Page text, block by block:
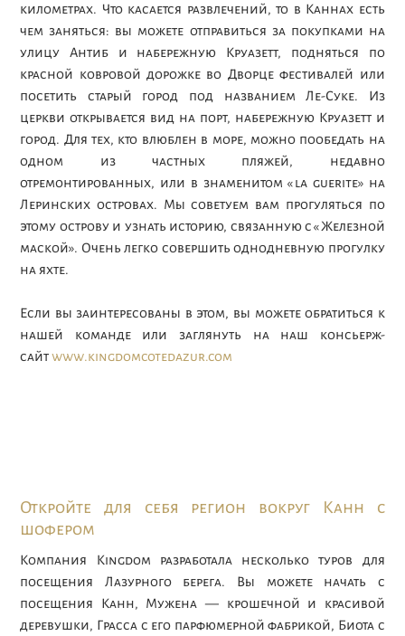
километрах. Что касается развлечений, то в Каннах есть
чем заняться: вы можете отправиться за покупками на
улицу Антиб и набережную Круазетт, подняться по
красной ковровой дорожке во Дворце фестивалей или
посетить старый город под названием Ле-Суке. Из
церкви открывается вид на порт, набережную Круазетт и
город. Для тех, кто влюблен в море, можно пообедать на
одном из частных пляжей, недавно
отремонтированных, или в знаменитом «la guerite» на
Леринских островах. Мы советуем вам прогуляться по
этому острову и узнать историю, связанную с «Железной
маской». Очень легко совершить однодневную прогулку
на яхте.
Если вы заинтересованы в этом, вы можете обратиться к
нашей команде или заглянуть на наш консьерж-
сайт www.kingdomcotedazur.com
Откройте для себя регион вокруг Канн с
шофером
Компания Kingdom разработала несколько туров для
посещения Лазурного берега. Вы можете начать с
посещения Канн, Мужена — крошечной и красивой
деревушки, Грасса с его парфюмерной фабрикой, Биота с